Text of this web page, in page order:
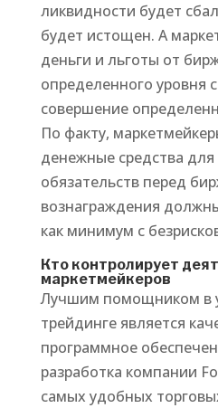
ликвидности будет
будет истощен. А
деньги и льготы от
определенного уровня
совершение
По факту,
денежные средства
обязательств перед
вознаграждения
как минимум с
Кто контролирует
маркетмейкеров
Лучшим помощником в
трейдинге является
программное
разработка компании
самых удобных